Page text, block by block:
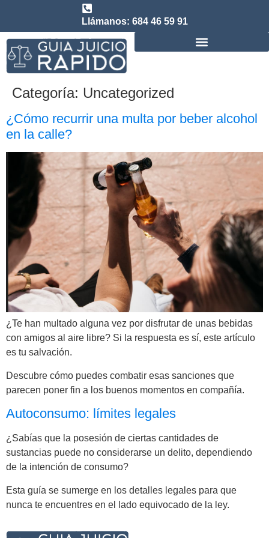
Llámanos: 684 46 59 91
Categoría: Uncategorized
¿Cómo recurrir una multa por beber alcohol
en la calle?
¿Te han multado alguna vez por disfrutar de unas bebidas
con amigos al aire libre? Si la respuesta es sí, este artículo
es tu salvación.
Descubre cómo puedes combatir esas sanciones que
parecen poner fin a los buenos momentos en compañía.
Autoconsumo: límites legales
¿Sabías que la posesión de ciertas cantidades de
sustancias puede no considerarse un delito, dependiendo
de la intención de consumo?
Esta guía se sumerge en los detalles legales para que
nunca te encuentres en el lado equivocado de la ley.